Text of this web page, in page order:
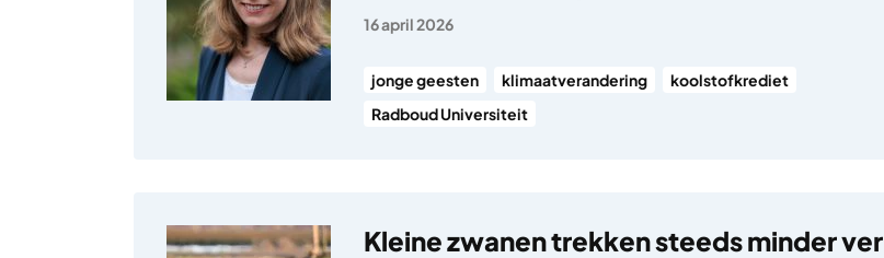
16 april 2026
jonge geesten klimaatverandering
koolstofkrediet
Radboud Universiteit
Kleine zwanen trekken steeds minder ver